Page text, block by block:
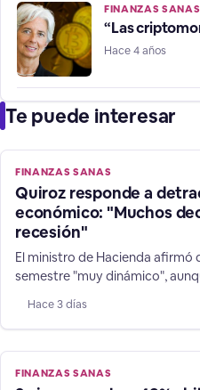
FINANZAS SANAS
“Las
Hace 4 años
Te puede interesar
FINANZAS SANAS
Quiroz responde a
económico: "Muchos
recesión"
El ministro de Hacienda afirmó
semestre "muy dinámico",
de 1,8% para la expansión de
Hace 3 días
FINANZAS SANAS